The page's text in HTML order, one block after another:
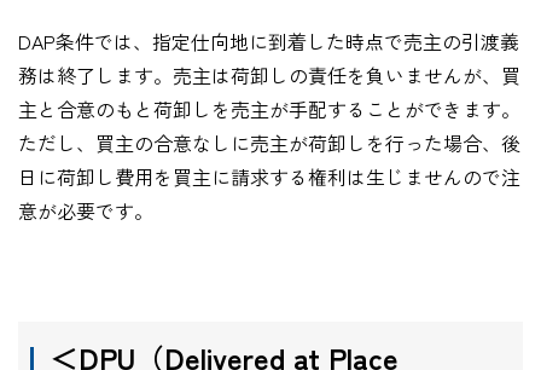
DAP条件では、指定仕向地に到着した時点で売主の引渡義
務は終了します。売主は荷卸しの責任を負いませんが、買
主と合意のもと荷卸しを売主が手配することができます。
ただし、買主の合意なしに売主が荷卸しを行った場合、後
日に荷卸し費用を買主に請求する権利は生じませんので注
意が必要です。
＜DPU （Delivered at Place